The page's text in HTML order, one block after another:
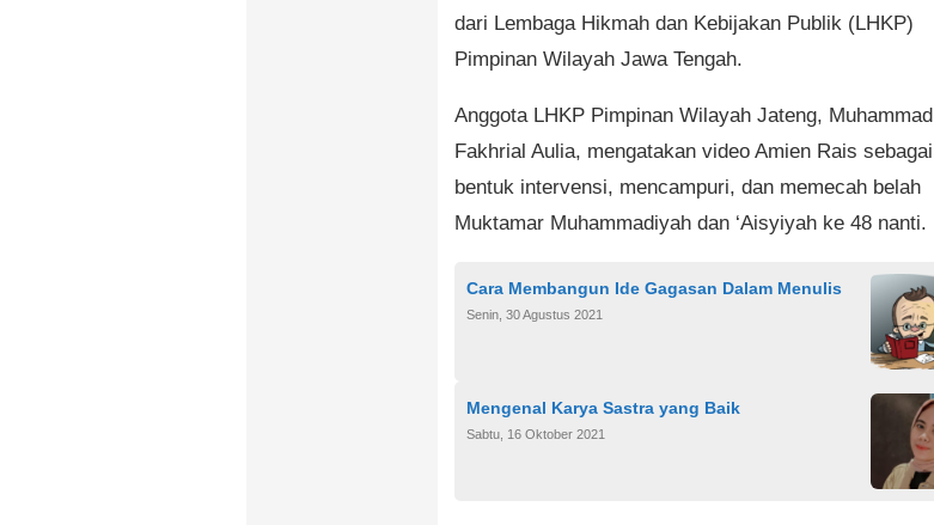
dari Lembaga Hikmah dan Kebijakan Publik (LHKP)
Pimpinan Wilayah Jawa Tengah.
Anggota LHKP Pimpinan Wilayah Jateng, Muhammad
Fakhrial Aulia, mengatakan video Amien Rais sebagai
bentuk intervensi, mencampuri, dan memecah belah
Muktamar Muhammadiyah dan ‘Aisyiyah ke 48 nanti.
Cara Membangun Ide Gagasan Dalam Menulis
Senin, 30 Agustus 2021
Mengenal Karya Sastra yang Baik
Sabtu, 16 Oktober 2021